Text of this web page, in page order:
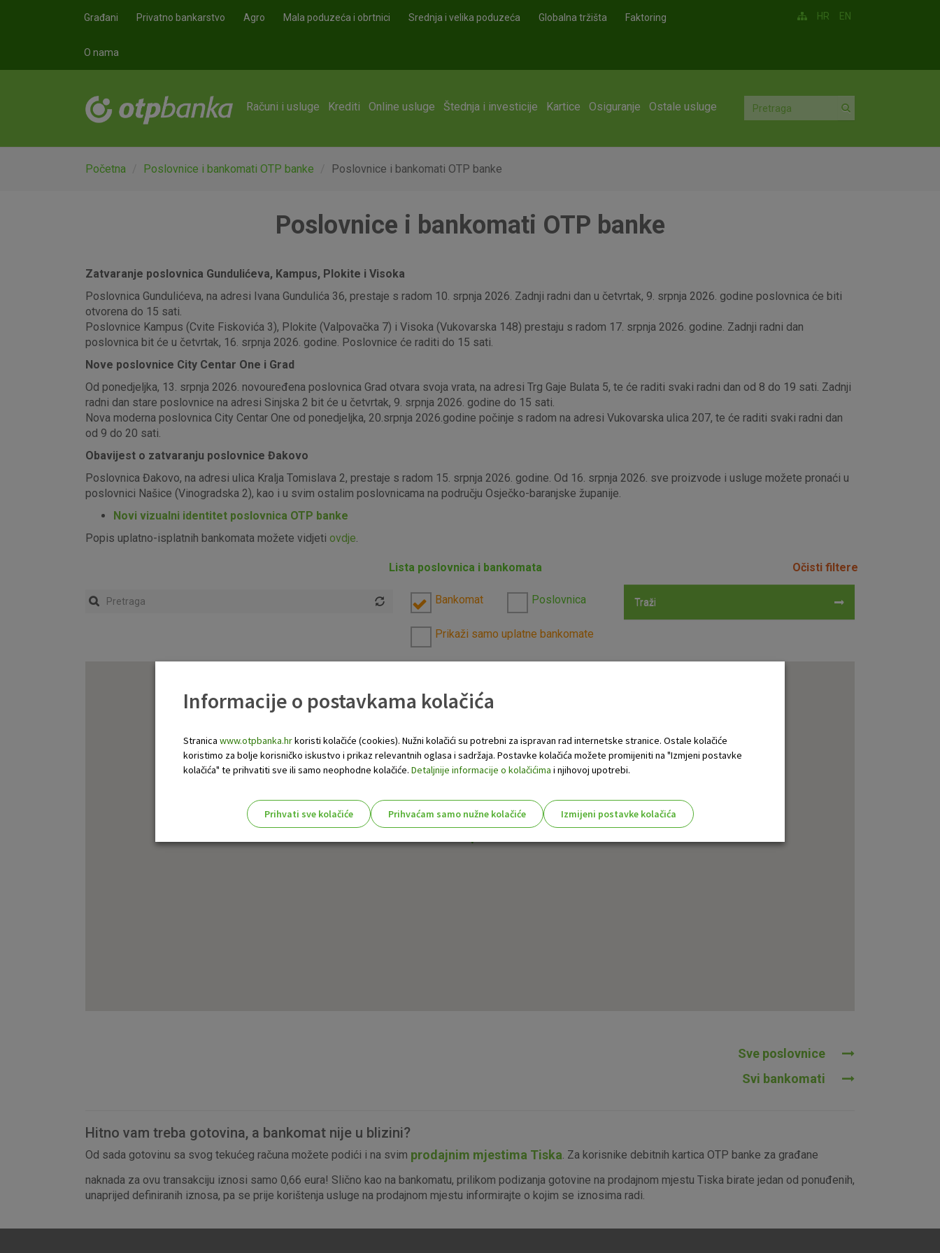
Građani Privatno bankarstvo Agro Mala poduzeća i obrtnici Srednja i velika poduzeća Globalna tržišta Faktoring
O nama
HR EN
Računi i usluge Krediti Online usluge Štednja i investicije Kartice Osiguranje Ostale usluge
Početna Poslovnice i bankomati OTP banke Poslovnice i bankomati OTP banke
Poslovnice i bankomati OTP banke
Zatvaranje poslovnica Gundulićeva, Kampus, Plokite i Visoka
Poslovnica Gundulićeva, na adresi Ivana Gundulića 36, prestaje s radom 10. srpnja 2026. Zadnji radni dan u četvrtak, 9. srpnja 2026. godine poslovnica će biti
otvorena do 15 sati.
Poslovnice Kampus (Cvite Fiskovića 3), Plokite (Valpovačka 7) i Visoka (Vukovarska 148) prestaju s radom 17. srpnja 2026. godine. Zadnji radni dan
poslovnica bit će u četvrtak, 16. srpnja 2026. godine. Poslovnice će raditi do 15 sati.
Nove poslovnice City Centar One i Grad
Od ponedjeljka, 13. srpnja 2026. novouređena poslovnica Grad otvara svoja vrata, na adresi Trg Gaje Bulata 5, te će raditi svaki radni dan od 8 do 19 sati. Zadnji
radni dan stare poslovnice na adresi Sinjska 2 bit će u četvrtak, 9. srpnja 2026. godine do 15 sati.
Nova moderna poslovnica City Centar One od ponedjeljka, 20.srpnja 2026.godine počinje s radom na adresi Vukovarska ulica 207, te će raditi svaki radni dan
od 9 do 20 sati.
Obavijest o zatvaranju poslovnice Đakovo
Poslovnica Đakovo, na adresi ulica Kralja Tomislava 2, prestaje s radom 15. srpnja 2026. godine. Od 16. srpnja 2026. sve proizvode i usluge možete pronaći u
poslovnici Našice (Vinogradska 2), kao i u svim ostalim poslovnicama na području Osječko-baranjske županije.
Novi vizualni identitet poslovnica OTP banke
Popis uplatno-isplatnih bankomata možete vidjeti ovdje.
Lista poslovnica i bankomata Očisti filtere
Bankomat Poslovnica Traži
Prikaži samo uplatne bankomate
Sve poslovnice
Svi bankomati
Hitno vam treba gotovina, a bankomat nije u blizini?
Od sada gotovinu sa svog tekućeg računa možete podići i na svim prodajnim mjestima Tiska. Za korisnike debitnih kartica OTP banke za građane
naknada za ovu transakciju iznosi samo 0,66 eura! Slično kao na bankomatu, prilikom podizanja gotovine na prodajnom mjestu Tiska birate jedan od ponuđenih,
unaprijed definiranih iznosa, pa se prije korištenja usluge na prodajnom mjestu informirajte o kojim se iznosima radi.
Informacije o postavkama kolačića
Stranica www.otpbanka.hrkoristi kolačiće (cookies). Nužni kolačići su potrebni za ispravan rad internetske stranice. Ostale kolačiće
koristimo za bolje korisničko iskustvo i prikaz relevantnih oglasa i sadržaja. Postavke kolačića možete promijeniti na "Izmjeni postavke
kolačića" te prihvatiti sve ili samo neophodne kolačiće. Detaljnije informacije o kolačićima i njihovoj upotrebi.
Prihvati sve kolačiće Prihvaćam samo nužne kolačiće
Izmijeni postavke kolačića
Marketinški